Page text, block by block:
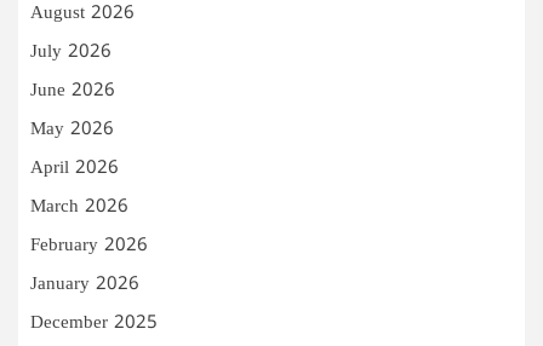
August 2026
July 2026
June 2026
May 2026
April 2026
March 2026
February 2026
January 2026
December 2025